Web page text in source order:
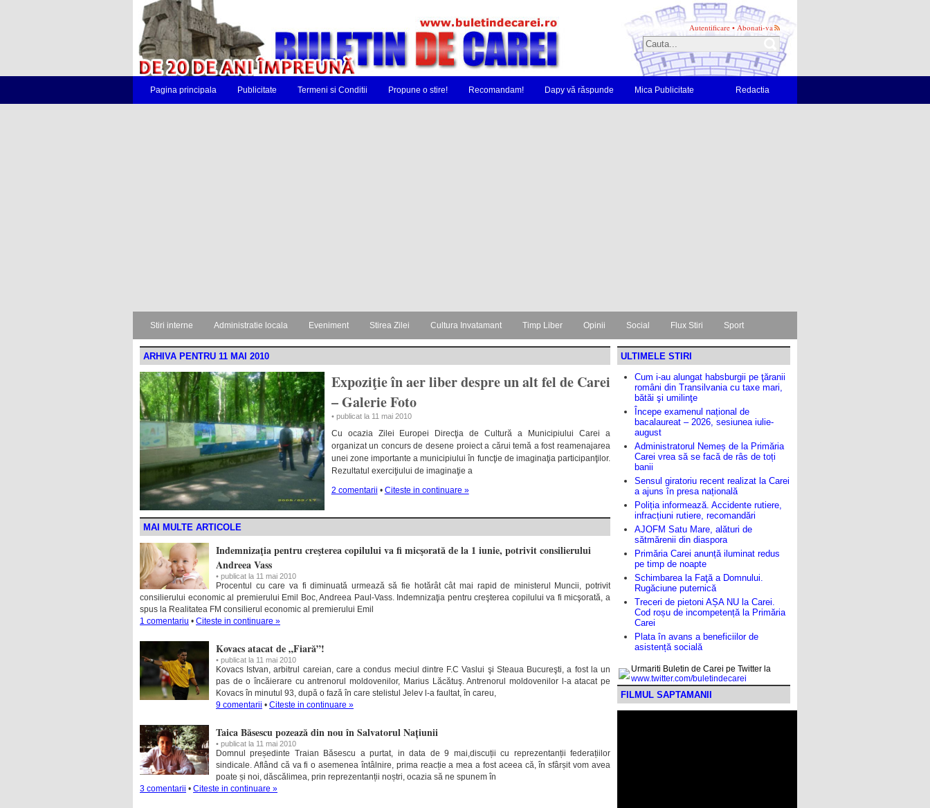
Autentificare • Abonati-va
Pagina principala Publicitate Termeni si Conditii Propune o stire! Recomandam! Dapy vă răspunde Mica Publicitate Redactia
Stiri interne Administratie locala Eveniment Stirea Zilei Cultura Invatamant Timp Liber Opinii Social Flux Stiri Sport
ARHIVA PENTRU 11 MAI 2010
Expoziţie în aer liber despre un alt fel de Carei
– Galerie Foto
• publicat la 11 mai 2010
Cu ocazia Zilei Europei Direcţia de Cultură a Municipiului Carei a
organizat un concurs de desene proiect a cărui temă a fost reamenajarea
unei zone importante a municipiului în funcţie de imaginaţia participanţilor.
Rezultatul exerciţiului de imaginaţie a
2 comentarii • Citeste in continuare »
MAI MULTE ARTICOLE
Indemnizaţia pentru creşterea copilului va fi micşorată de la 1 iunie, potrivit consilierului
Andreea Vass
• publicat la 11 mai 2010
Procentul cu care va fi diminuată urmează să fie hotărât cât mai rapid de ministerul Muncii, potrivit
consilierului economic al premierului Emil Boc, Andreea Paul-Vass. Indemnizaţia pentru creşterea copilului va fi micşorată, a
spus la Realitatea FM consilierul economic al premierului Emil
1 comentariu • Citeste in continuare »
Kovacs atacat de „Fiară”!
• publicat la 11 mai 2010
Kovacs Istvan, arbitrul careian, care a condus meciul dintre F.C Vaslui şi Steaua Bucureşti, a fost la un
pas de o încăierare cu antrenorul moldovenilor, Marius Lăcătuş. Antrenorul moldovenilor l-a atacat pe
Kovacs în minutul 93, după o fază în care stelistul Jelev l-a faultat, în careu,
9 comentarii • Citeste in continuare »
Taica Băsescu pozează din nou în Salvatorul Națiunii
• publicat la 11 mai 2010
Domnul președinte Traian Băsescu a purtat, in data de 9 mai,discuții cu reprezentanții federațiilor
sindicale. Aflând că va fi o asemenea întâlnire, prima reacție a mea a fost aceea că, în sfârșit vom avea
poate și noi, dăscălimea, prin reprezentanții noștri, ocazia să ne spunem în
3 comentarii • Citeste in continuare »
ULTIMELE STIRI
Cum i-au alungat habsburgii pe ţăranii
români din Transilvania cu taxe mari,
bătăi şi umilinţe
Începe examenul național de
bacalaureat – 2026, sesiunea iulie-
august
Administratorul Nemeș de la Primăria
Carei vrea să se facă de râs de toți
banii
Sensul giratoriu recent realizat la Carei
a ajuns în presa națională
Poliția informează. Accidente rutiere,
infracțiuni rutiere, recomandări
AJOFM Satu Mare, alături de
sătmărenii din diaspora
Primăria Carei anunță iluminat redus
pe timp de noapte
Schimbarea la Faţă a Domnului.
Rugăciune puternică
Treceri de pietoni AȘA NU la Carei.
Cod roșu de incompetență la Primăria
Carei
Plata în avans a beneficiilor de
asistență socială
Urmariti Buletin de Carei pe Twitter la
www.twitter.com/buletindecarei
FILMUL SAPTAMANII